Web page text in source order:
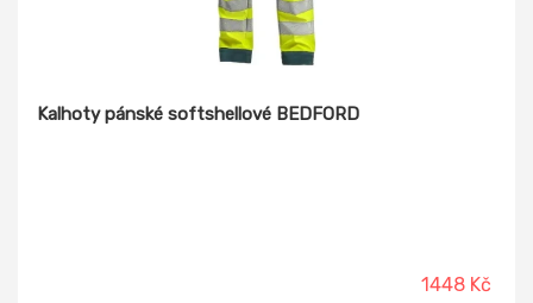
Kalhoty pánské softshellové BEDFORD
1448 Kč